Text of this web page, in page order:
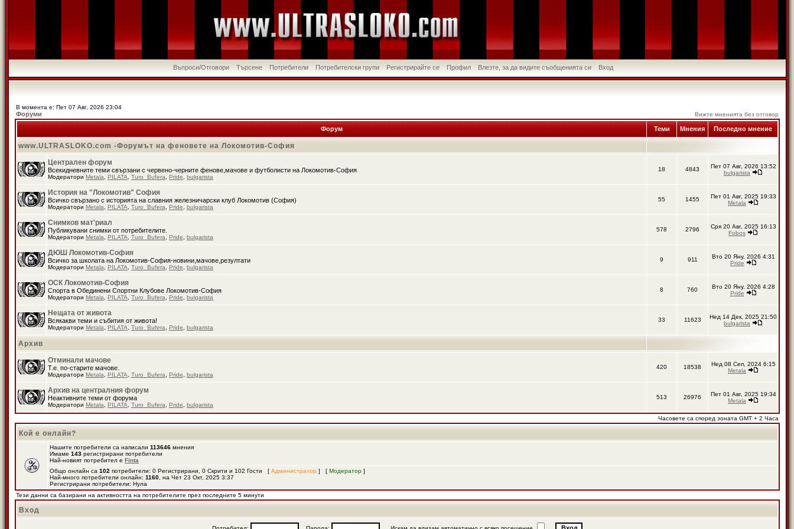
Въпроси/Отговори Търсене Потребители Потребителски групи Регистрирайте се Профил Влезте, за да видите съобщенията си Вход
В момента е: Пет 07 Авг, 2026 23:04
Форуми Вижте мненията без отговор
Форум Теми Мнения Последно мнение
www.ULTRASLOKO.com -Форумът на феновете на Локомотив-София
Централен форум
Всекидневните теми свързани с червено-черните фенове,мачове и футболисти на Локомотив-София
Модератори Metala PILATA Turo_Bufera Pride bulgarista
18 4843
Пет 07 Авг, 2026 13:52
bulgarista
История на "Локомотив" София
Всичко свързано с историята на славния железничарски клуб Локомотив (София)
Модератори Metala PILATA Turo_Bufera Pride bulgarista
55 1455
Пет 01 Авг, 2025 19:33
Metala
Снимков мат'риал
Публикувани снимки от потребителите.
Модератори Metala PILATA Turo_Bufera Pride bulgarista
578 2796
Сря 20 Авг, 2025 16:13
Fobos
ДЮШ Локомотив-София
Всичко за школата на Локомотив-София-новини,мачове,резултати
Модератори Metala PILATA Turo_Bufera Pride bulgarista
9 911
Вто 20 Яну, 2026 4:31
Pride
ОСК Локомотив-София
Спорта в Обединени Спортни Клубове Локомотив-София
Модератори Metala PILATA Turo_Bufera Pride bulgarista
8 760
Вто 20 Яну, 2026 4:28
Pride
Нещата от живота
Всякакви теми и събития от живота!
Модератори Metala PILATA Turo_Bufera Pride bulgarista
33 11623
Нед 14 Дек, 2025 21:50
bulgarista
Архив
Отминали мачове
Т.е. по-старите мачове.
Модератори Metala PILATA Turo_Bufera Pride bulgarista
420 18538
Нед 08 Сеп, 2024 6:15
Metala
Архив на централния форум
Неактивните теми от форума
Модератори Metala PILATA Turo_Bufera Pride bulgarista
513 26976
Пет 01 Авг, 2025 19:34
Metala
Часовете са според зоната GMT + 2 Часа
Кой е онлайн?
Нашите потребители са написали 113646 мнения
Имаме 143 регистрирани потребители
Най-новият потребител е Finta
Общо онлайн са 102 потребители: 0 Регистрирани, 0 Скрити и 102 Гости [ Администратор ] [ Модератор ]
Най-много потребители онлайн: 1160 , на Чет 23 Окт, 2025 3:37
Регистрирани потребители: Нула
Тези данни са базирани на активността на потребителите през последните 5 минути
Вход